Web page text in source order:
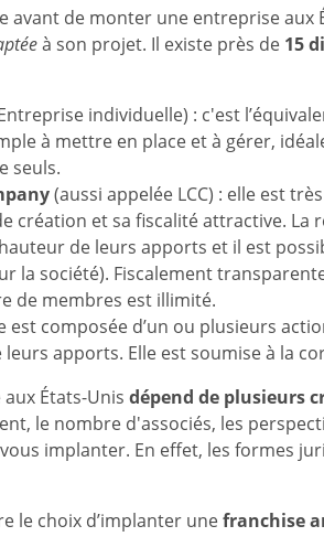
avant de monter une entreprise aux
à son projet. Il existe près de 15
individuelle) : c'est
à mettre en place et à gérer,
seuls.
(aussi appelée LCC) : elle est
création et sa fiscalité attractive. La
de leurs apports et il est
la société). Fiscalement
de membres est illimité.
est composée d’un ou plusieurs
apports. Elle est soumise à la
États-Unis dépend de plusieurs
le nombre d'associés, les
implanter. En effet, les formes
le choix d’implanter unefranchise